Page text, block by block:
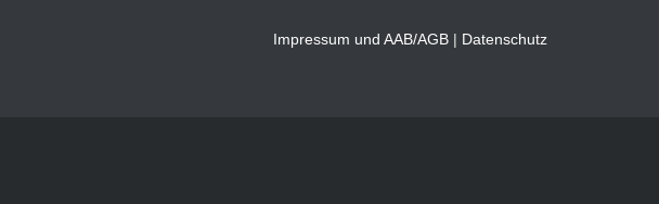
Impressum und AAB/AGB | Datenschutz